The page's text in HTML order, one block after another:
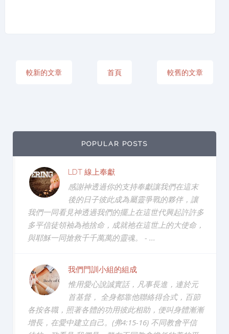
較新的文章 較舊的文章
首頁
POPULAR POSTS
LDT 線上奉獻
感謝神透過你的支持奉獻讓我們在這末
後的日子彼此成為屬靈爭戰的夥伴，讓
我們一同看見神透過我們的擺上在這世代興起許許多
多平信徒領袖為祂捨命，成就祂在這世上的大使命，
與耶穌一同搶救千千萬萬的靈魂。 - ...
我們門訓小組的組成
惟用愛心說誠實話，凡事長進，連於元
首基督， 全身都靠他聯絡得合式，百節
各按各職，照著各體的功用彼此相助，便叫身體漸漸
增長，在愛中建立自己。(弗4:15-16) 不同教會平信